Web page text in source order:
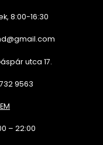
8:00-16:30
utca 17.
9563
– 22:00